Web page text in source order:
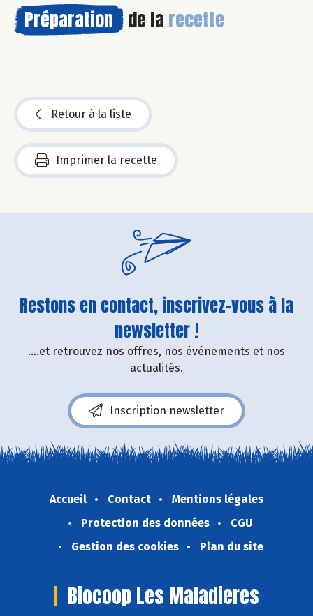
Préparation de la recette
Retour à la liste
Imprimer la recette
Restons en contact, inscrivez-vous à la
newsletter !
....et retrouvez nos offres, nos événements et nos
actualités.
Inscription newsletter
Accueil Contact
Mentions légales
Protection des données
CGU
Gestion des cookies
Plan du site
Biocoop Les Maladieres